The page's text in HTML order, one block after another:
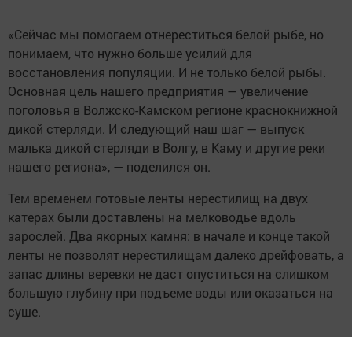
«Сейчас мы помогаем отнереститься белой рыбе, но
понимаем, что нужно больше усилий для
восстановления популяции. И не только белой рыбы.
Основная цель нашего предприятия — увеличение
поголовья в Волжско-Камском регионе краснокнижной
дикой стерляди. И следующий наш шаг — выпуск
малька дикой стерляди в Волгу, в Каму и другие реки
нашего региона», — поделился он.
Тем временем готовые ленты нерестилищ на двух
катерах были доставлены на мелководье вдоль
зарослей. Два якорных камня: в начале и конце такой
ленты не позволят нерестилищам далеко дрейфовать, а
запас длины веревки не даст опуститься на слишком
большую глубину при подъеме воды или оказаться на
суше.